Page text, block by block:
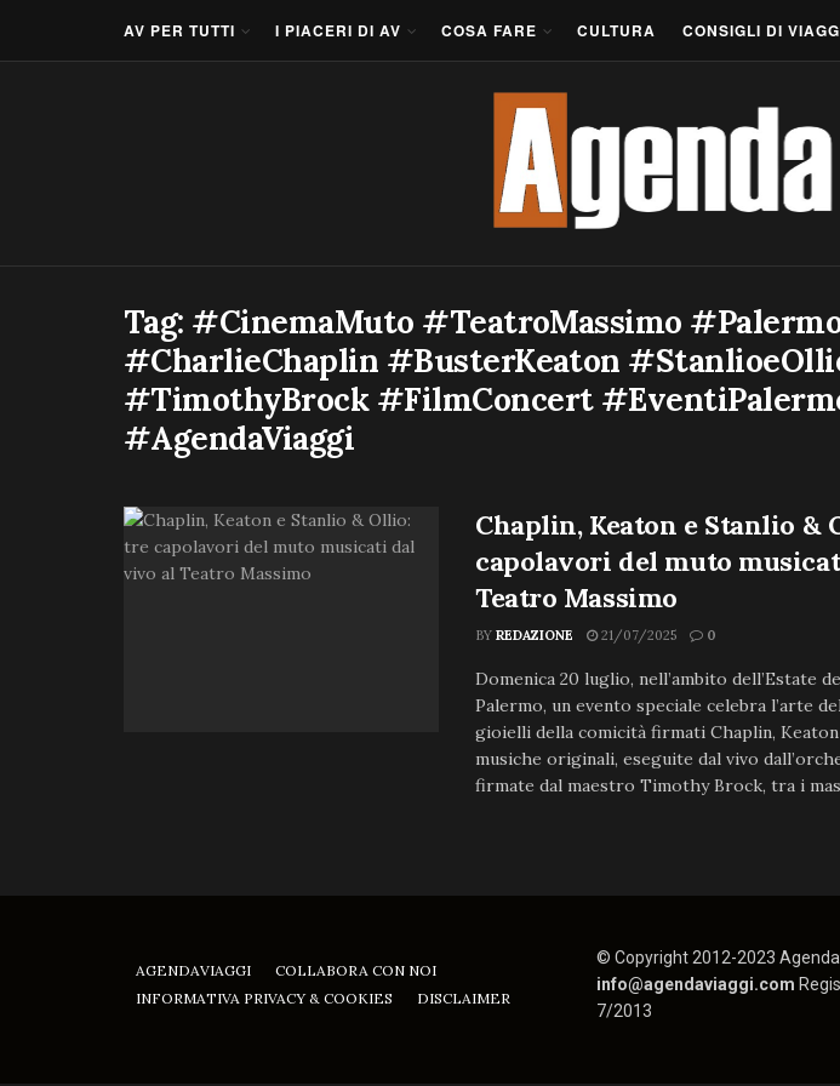
AV PER TUTTI I PIACERI DI AV COSA FARE CULTURA CONSIGLI DI
Tag: #CinemaMuto #TeatroMassimo
#CharlieChaplin #BusterKeaton
#TimothyBrock #FilmConcert
#AgendaViaggi
Chaplin, Keaton e Stanlio &
capolavori del muto
Teatro Massimo
BY REDAZIONE 21/07/2025 0
Domenica 20 luglio, nell’ambito dell’Estate
Palermo, un evento speciale celebra l’arte
gioielli della comicità firmati Chaplin,
musiche originali, eseguite dal vivo
firmate dal maestro Timothy Brock, tra i
AGENDAVIAGGI
COLLABORA CON NOI
INFORMATIVA PRIVACY & COOKIES
DISCLAIMER
© Copyright 2012-2023
info@agendaviaggi.com
7/2013